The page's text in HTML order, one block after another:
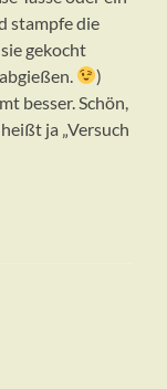
stampfe die
gekocht
)
besser. Schön,
ja „Versuch